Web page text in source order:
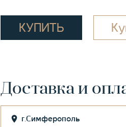
КУПИТЬ
Доставка и
г.Симферополь